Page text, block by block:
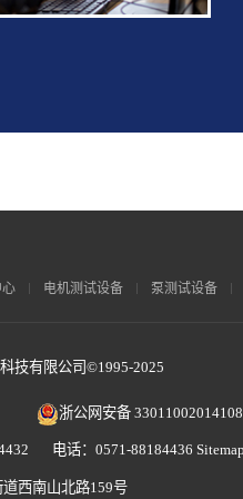
心 电机测试设备 泵测试设备
技有限公司©1995-2025
浙公网安备
电话：0571-88184436 Sitemap
西南山北路159号